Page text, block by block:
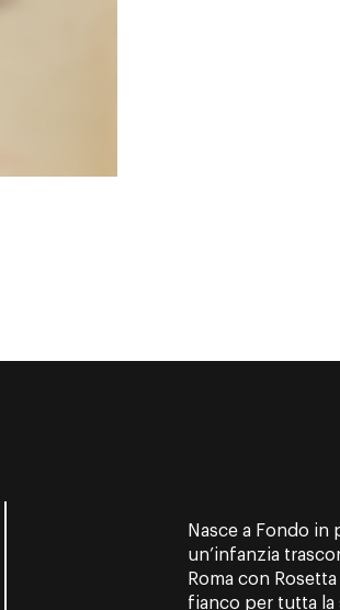
Nasce a Fondo in
un’infanzia
Roma con
fianco per tutta la